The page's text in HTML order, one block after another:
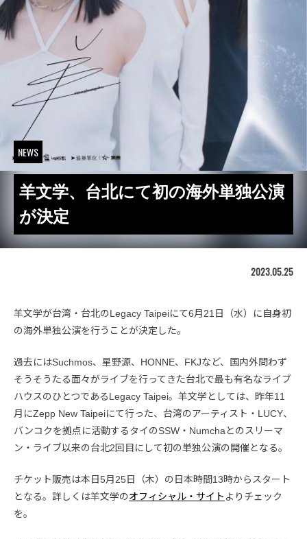
NEWS
羊文学、台北にて初の海外単独公演
が決定
2023.05.25
羊文学が台湾・台北のLegacy Taipeiにて6月21日（水）に自身初
の海外単独公演を行うことが決定した。
過去にはSuchmos、星野源、HONNE、FKJなど、国内外問わず
そうそうたる面々がライブを行ってきた台北で最も有名なライブ
ハウスのひとつであるLegacy Taipei。羊文学としては、昨年11
月にZepp New Taipeiにて行った、台湾のアーティスト・LUCY、
バンコクを拠点に活動するタイのSSW・Numchaとのスリーマ
ン・ライブ以来の台北2回目にして初の単独公演の開催となる。
チケット販売は本日5月25日（木）の日本時間13時からスタート
となる。詳しくは羊文学のオフィシャル・サイト よりチェック
を。